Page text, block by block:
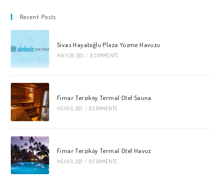
Recent Posts
Sivas Hayatoğlu Plaza Yüzme Havuzu
MAYIS 26, 2021 / 0 COMMENTS
Fimar Terziköy Termal Otel Sauna
NISAN 9, 2021 / 0 COMMENTS
Fimar Terziköy Termal Otel Havuz
NISAN 9, 2021 / 0 COMMENTS